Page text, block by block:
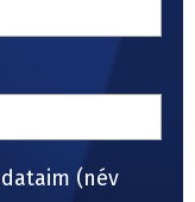
(név